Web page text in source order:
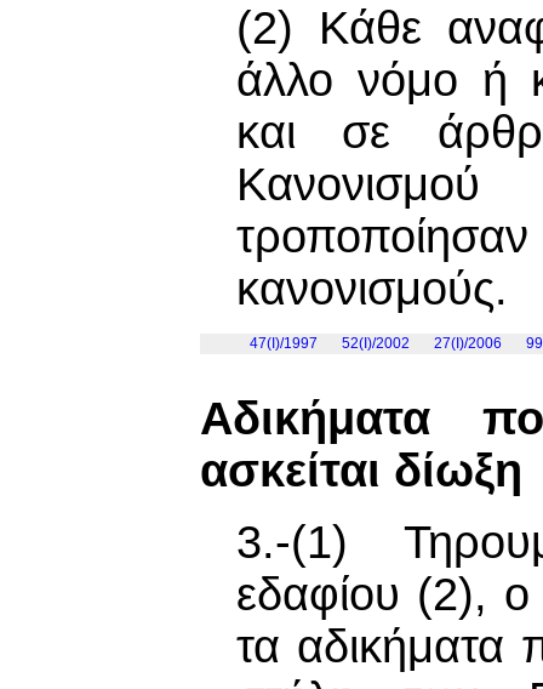
(2) Κάθε
άλλο νόμο ή
και σε
κανονισμούς.
47(I)/1997 52(I)/2002 27(I)/2006
Αδικήματα
ασκείται δίωξη
3.-(1)
εδαφίου (2),
τα αδικήματα